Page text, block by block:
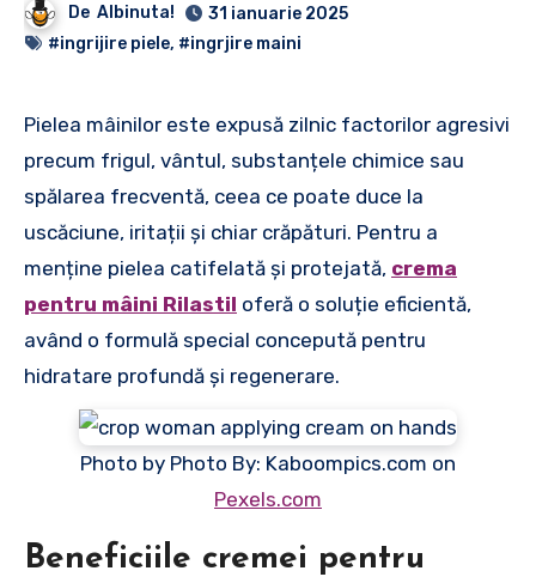
De Albinuta!
31 ianuarie 2025
#ingrijire piele, #ingrjire maini
Pielea mâinilor este expusă zilnic factorilor agresivi
precum frigul, vântul, substanțele chimice sau
spălarea frecventă, ceea ce poate duce la
uscăciune, iritații și chiar crăpături. Pentru a
menține pielea catifelată și protejată, crema
pentru mâini Rilastil oferă o soluție eficientă,
având o formulă special concepută pentru
hidratare profundă și regenerare.
Photo by Photo By: Kaboompics.com on
Pexels.com
Beneficiile cremei pentru